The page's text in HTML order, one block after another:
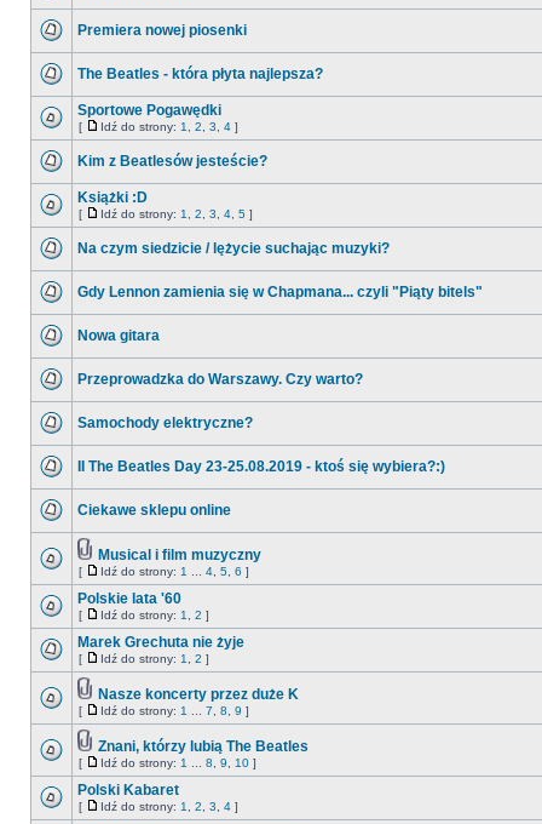
Premiera nowej piosenki
The Beatles - która płyta najlepsza?
Sportowe Pogawędki
[ Idź do strony: 1 2 3 4 ]
Kim z Beatlesów jesteście?
Książki :D
[ Idź do strony: 1 2 3 4 5 ]
Na czym siedzicie / lężycie suchając muzyki?
Gdy Lennon zamienia się w Chapmana... czyli "Piąty bitels"
Nowa gitara
Przeprowadzka do Warszawy. Czy warto?
Samochody elektryczne?
II The Beatles Day 23-25.08.2019 - ktoś się wybiera?:)
Ciekawe sklepu online
Musical i film muzyczny
[ Idź do strony: 1 4 5 6 ]
Polskie lata '60
[ Idź do strony: 1 2 ]
Marek Grechuta nie żyje
[ Idź do strony: 1 2 ]
Nasze koncerty przez duże K
[ Idź do strony: 1 7 8 9 ]
Znani, którzy lubią The Beatles
[ Idź do strony: 1 8 9 10 ]
Polski Kabaret
[ Idź do strony: 1 2 3 4 ]